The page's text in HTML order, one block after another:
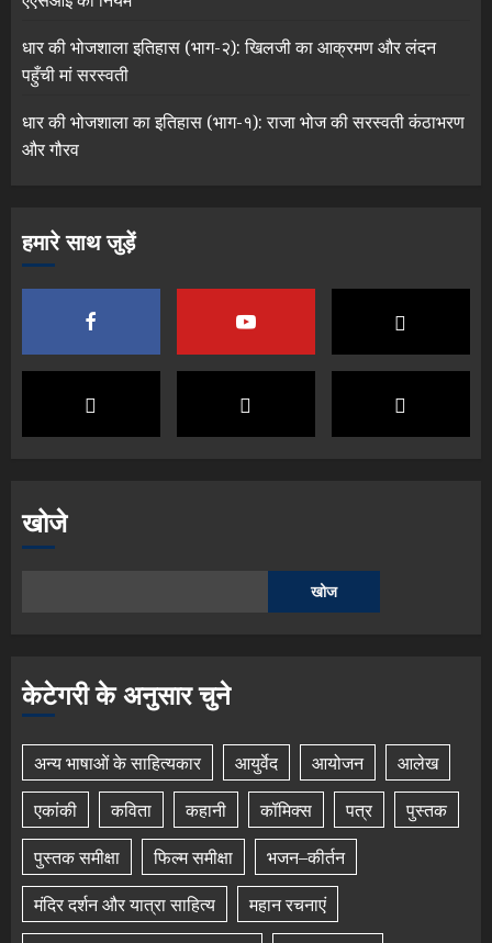
धार की भोजशाला इतिहास (भाग-२): खिलजी का आक्रमण और लंदन
पहुँची मां सरस्वती
धार की भोजशाला का इतिहास (भाग-१): राजा भोज की सरस्वती कंठाभरण
और गौरव
हमारे साथ जुड़ें
खोजे
खोज
केटेगरी के अनुसार चुने
अन्य भाषाओं के साहित्यकार आयुर्वेद आयोजन
आलेख
एकांकी
कविता कहानी कॉमिक्स पत्र
पुस्तक
पुस्तक समीक्षा
फिल्म समीक्षा
भजन–कीर्तन
मंदिर दर्शन और यात्रा साहित्य
महान रचनाएं